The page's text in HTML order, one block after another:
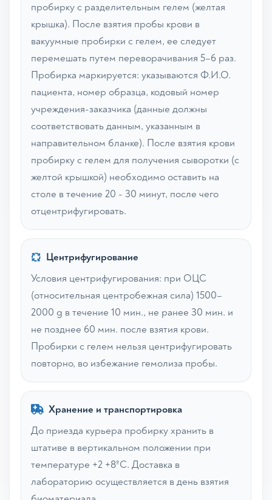
пробирку с разделительным гелем (желтая
крышка). После взятия пробы крови в
вакуумные пробирки с гелем, ее следует
перемешать путем переворачивания 5–6 раз.
Пробирка маркируется: указываются Ф.И.О.
пациента, номер образца, кодовый номер
учреждения-заказчика (данные должны
соответствовать данным, указанным в
направительном бланке). После взятия крови
пробирку с гелем для получения сыворотки (с
желтой крышкой) необходимо оставить на
столе в течение 20 - 30 минут, после чего
отцентрифугировать.
Центрифугирование
Условия центрифугирования: при ОЦС
(относительная центробежная сила) 1500–
2000 g в течение 10 мин., не ранее 30 мин. и
не позднее 60 мин. после взятия крови.
Пробирки с гелем нельзя центрифугировать
повторно, во избежание гемолиза пробы.
Хранение и транспортировка
До приезда курьера пробирку хранить в
штативе в вертикальном положении при
температуре +2 +8ºС. Доставка в
лабораторию осуществляется в день взятия